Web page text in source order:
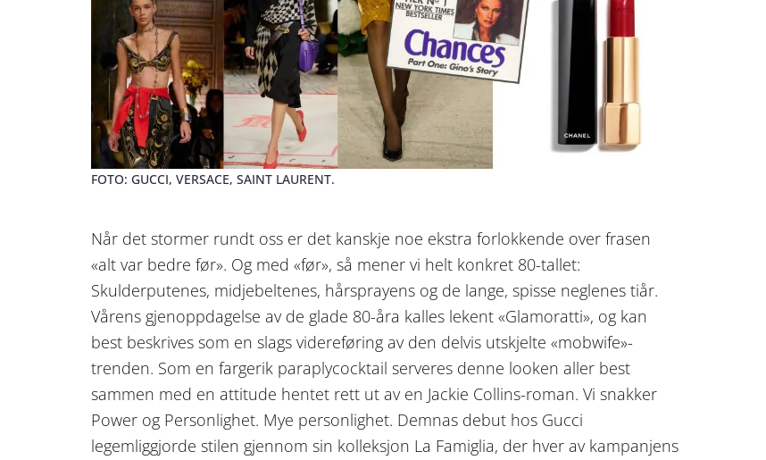
FOTO: GUCCI, VERSACE, SAINT LAURENT.
Når det stormer rundt oss er det kanskje noe ekstra forlokkende over frasen
«alt var bedre før». Og med «før», så mener vi helt konkret 80-tallet:
Skulderputenes, midjebeltenes, hårsprayens og de lange, spisse neglenes tiår.
Vårens gjenoppdagelse av de glade 80-åra kalles lekent «Glamoratti», og kan
best beskrives som en slags videreføring av den delvis utskjelte «mobwife»-
trenden. Som en fargerik paraplycocktail serveres denne looken aller best
sammen med en attitude hentet rett ut av en Jackie Collins-roman. Vi snakker
Power og Personlighet. Mye personlighet. Demnas debut hos Gucci
legemliggjorde stilen gjennom sin kolleksjon La Famiglia, der hver av kampanjens